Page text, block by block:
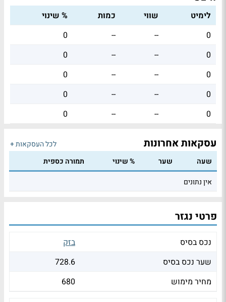
לימיט שווי כמות
% שינוי
0
--
--
0
0
--
--
0
0
--
--
0
0
--
--
0
0
--
--
0
עסקאות אחרונות
לכל העסקאות +
שעה
שער % שינוי
תמורה כספית
אין נתונים
פרטי נגזר
נכס בסיס
בזק
שער נכס בסיס
728.6
מחיר מימוש
680